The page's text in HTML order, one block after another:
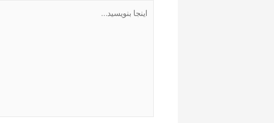
بنویسید…